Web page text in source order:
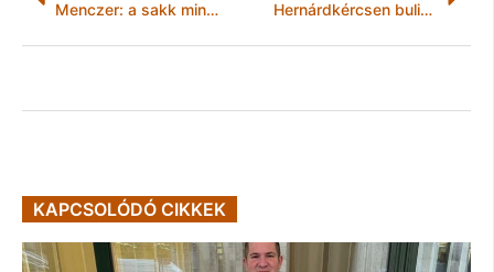
Menczer: a sakk mindenre megtanít, amire a folyamatosan változó világban szükség van Hernárdkércsen buliztunk a Neotonnal
KAPCSOLÓDÓ CIKKEK